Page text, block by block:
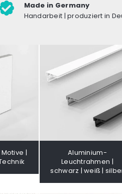
Made in Germany
Handarbeit | produziert in
|
Aluminium-
Leuchtrahmen |
schwarz | weiß |